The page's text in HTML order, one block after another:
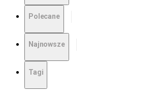
Polecane
Najnowsze
Tagi